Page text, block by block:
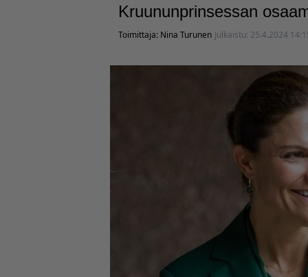
Kruununprinsessan
Toimittaja: Nina Turunen Julkaistu: 25.4.2024